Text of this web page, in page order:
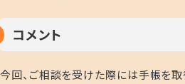
コメント
今回、ご相談を受けた際には手帳を取